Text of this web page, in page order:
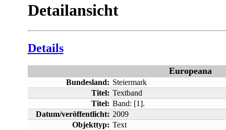
Detailansicht
Details
Europeana
Bundesland: Steiermark
Titel: Textband
Titel: Band: [1].
Datum/veröffentlicht: 2009
Objekttyp: Text